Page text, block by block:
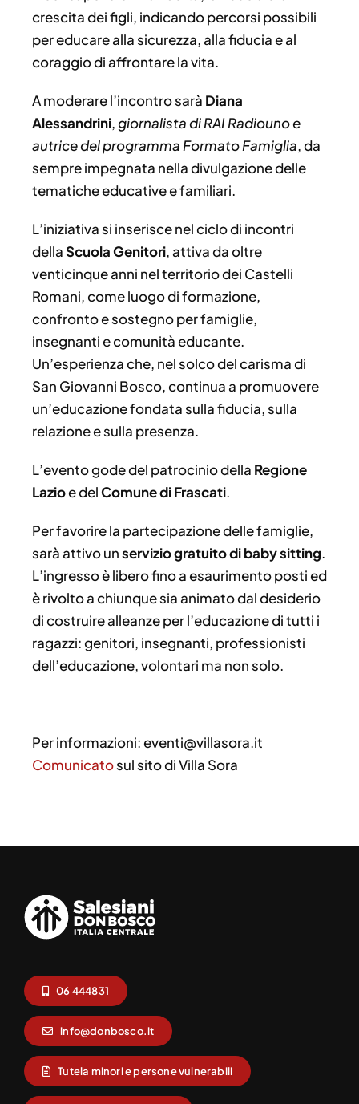
crescita dei figli, indicando percorsi possibili
per educare alla sicurezza, alla fiducia e al
coraggio di affrontare la vita.
A moderare l’incontro sarà Diana
Alessandrini, giornalista di RAI Radiouno e
autrice del programma Formato Famiglia, da
sempre impegnata nella divulgazione delle
tematiche educative e familiari.
L’iniziativa si inserisce nel ciclo di incontri
dellaScuola Genitori, attiva da oltre
venticinque anni nel territorio dei Castelli
Romani, come luogo di formazione,
confronto e sostegno per famiglie,
insegnanti e comunità educante.
Un’esperienza che, nel solco del carisma di
San Giovanni Bosco, continua a promuovere
un’educazione fondata sulla fiducia, sulla
relazione e sulla presenza.
L’evento gode del patrocinio della Regione
Lazioe delComune di Frascati.
Per favorire la partecipazione delle famiglie,
sarà attivo unservizio gratuito di baby sitting.
L’ingresso è libero fino a esaurimento posti ed
è rivolto a chiunque sia animato dal desiderio
di costruire alleanze per l’educazione di tutti i
ragazzi: genitori, insegnanti, professionisti
dell’educazione, volontari ma non solo.
Per informazioni: eventi@villasora.it
Comunicatosul sito di Villa Sora
06 444831
info@donbosco.it
Tutela minori e persone vulnerabili